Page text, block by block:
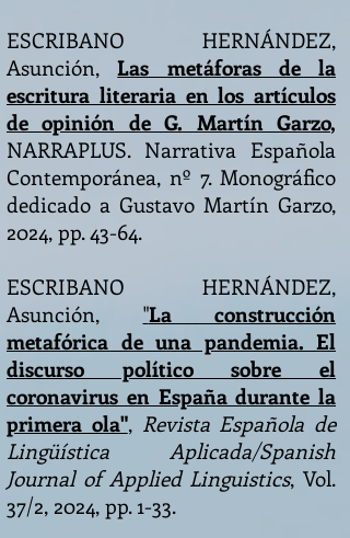
ESCRIBANO HERNÁNDEZ,
Asunción,Las metáforas de la
escritura literaria en los artículos
de opinión de G. Martín Garzo,
NARRAPLUS. Narrativa Española
Contemporánea, nº 7. Monográfico
dedicado a Gustavo Martín Garzo,
2024, pp. 43-64.
ESCRIBANO HERNÁNDEZ,
Asunción, "La construcción
metafórica de una pandemia. El
discurso político sobre el
coronavirus en España durante la
primera ola", Revista Española de
Lingüística Aplicada/Spanish
Journal of Applied Linguistics, Vol.
37/2, 2024, pp. 1-33.